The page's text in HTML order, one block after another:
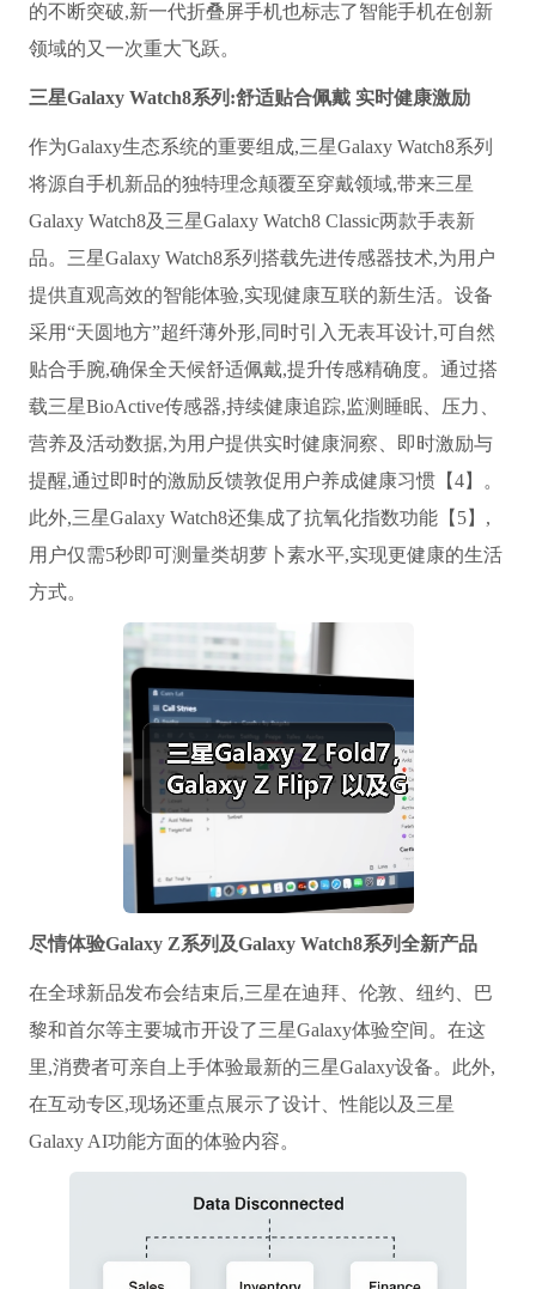
的不断突破,新一代折叠屏手机也标志了智能手机在创新
领域的又一次重大飞跃。
三星Galaxy Watch8系列:舒适贴合佩戴 实时健康激励
作为Galaxy生态系统的重要组成,三星Galaxy Watch8系列
将源自手机新品的独特理念颠覆至穿戴领域,带来三星
Galaxy Watch8及三星Galaxy Watch8 Classic两款手表新
品。三星Galaxy Watch8系列搭载先进传感器技术,为用户
提供直观高效的智能体验,实现健康互联的新生活。设备
采用“天圆地方”超纤薄外形,同时引入无表耳设计,可自然
贴合手腕,确保全天候舒适佩戴,提升传感精确度。通过搭
载三星BioActive传感器,持续健康追踪,监测睡眠、压力、
营养及活动数据,为用户提供实时健康洞察、即时激励与
提醒,通过即时的激励反馈敦促用户养成健康习惯【4】。
此外,三星Galaxy Watch8还集成了抗氧化指数功能【5】,
用户仅需5秒即可测量类胡萝卜素水平,实现更健康的生活
方式。
尽情体验Galaxy Z系列及Galaxy Watch8系列全新产品
在全球新品发布会结束后,三星在迪拜、伦敦、纽约、巴
黎和首尔等主要城市开设了三星Galaxy体验空间。在这
里,消费者可亲自上手体验最新的三星Galaxy设备。此外,
在互动专区,现场还重点展示了设计、性能以及三星
Galaxy AI功能方面的体验内容。